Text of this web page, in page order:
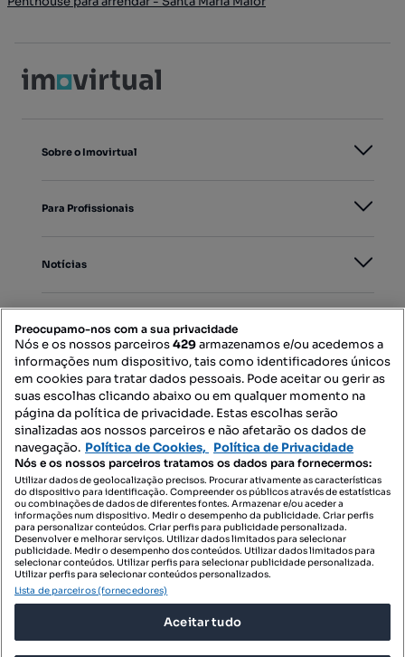
Sobre o Imovirtual
Para Profissionais
Notícias
Mapa do Site
Contacte-nos
SIGA-NOS:
DESCARREGAR NA:
Preocupamo-nos com a sua privacidade
Nós e os nossos parceiros429armazenamos e/ou acedemos a
informações num dispositivo, tais como identificadores únicos
em cookies para tratar dados pessoais. Pode aceitar ou gerir as
suas escolhas clicando abaixo ou em qualquer momento na
página da política de privacidade. Estas escolhas serão
sinalizadas aos nossos parceiros e não afetarão os dados de
navegação. Política de Cookies, Política de Privacidade
Nós e os nossos parceiros tratamos os dados para fornecermos:
Utilizar dados de geolocalização precisos. Procurar ativamente as características
do dispositivo para identificação. Compreender os públicos através de estatísticas
ou combinações de dados de diferentes fontes. Armazenar e/ou aceder a
informações num dispositivo. Medir o desempenho da publicidade. Criar perfis
para personalizar conteúdos. Criar perfis para publicidade personalizada.
Desenvolver e melhorar serviços. Utilizar dados limitados para selecionar
publicidade. Medir o desempenho dos conteúdos. Utilizar dados limitados para
selecionar conteúdos. Utilizar perfis para selecionar publicidade personalizada.
Utilizar perfis para selecionar conteúdos personalizados.
Lista de parceiros (fornecedores)
Aceitar tudo